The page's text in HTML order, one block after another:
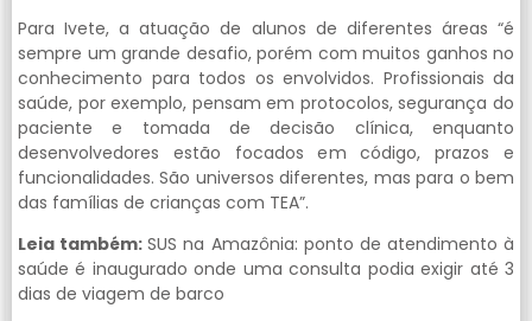
Para Ivete, a atuação de alunos de diferentes áreas “é
sempre um grande desafio, porém com muitos ganhos no
conhecimento para todos os envolvidos. Profissionais da
saúde, por exemplo, pensam em protocolos, segurança do
paciente e tomada de decisão clínica, enquanto
desenvolvedores estão focados em código, prazos e
funcionalidades. São universos diferentes, mas para o bem
das famílias de crianças com TEA”.
Leia também:SUS na Amazônia: ponto de atendimento à
saúde é inaugurado onde uma consulta podia exigir até 3
dias de viagem de barco